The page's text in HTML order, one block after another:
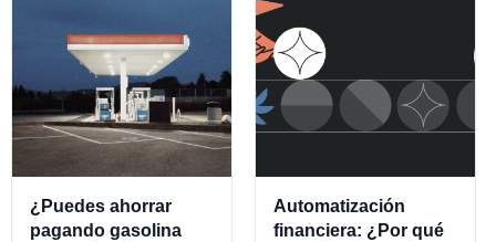
¿Puedes ahorrar
pagando gasolina
Automatización
financiera: ¿Por qué